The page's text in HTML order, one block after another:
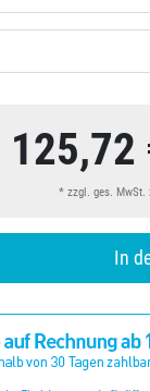
125,72
* zzgl. ges. MwSt.
In